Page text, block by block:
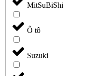
MitSuBiShi
Ô tô
Suzuki